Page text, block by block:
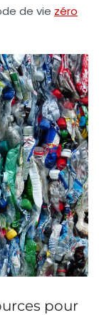
de vie zéro
pour